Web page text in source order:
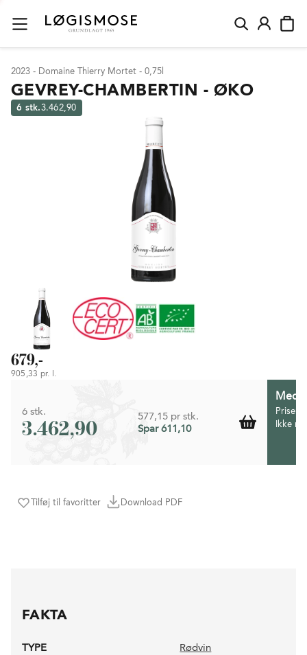
Tilføj til favoritter Download PDF
2023 - Domaine Thierry Mortet - 0,75l
GEVREY-CHAMBERTIN - ØKO
6 stk.3.462,90
679,-
905,33 pr. l.
6 stk.
3.462,90
577,15 pr stk.
Spar 611,10
Prisen
Ikke
FAKTA
TYPE
Rødvin